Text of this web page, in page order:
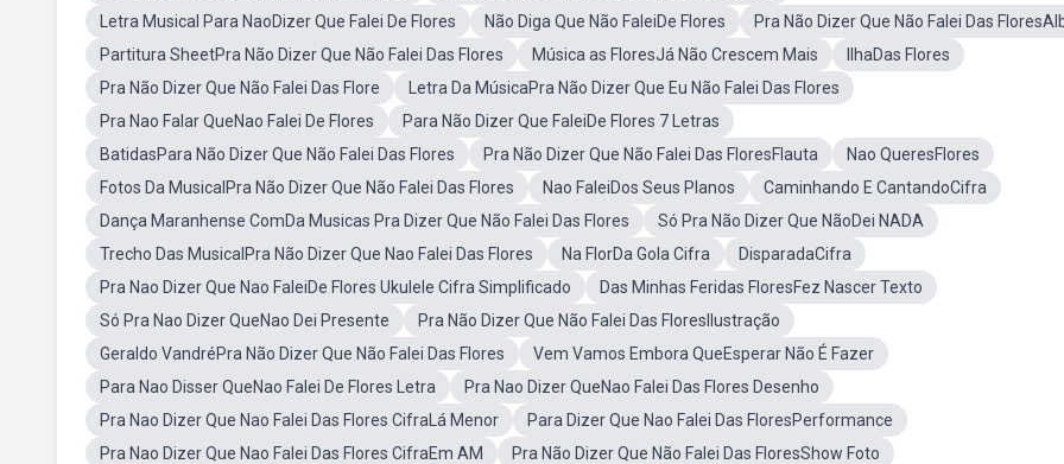
Letra Musical Para NaoDizer Que Falei De Flores
Não Diga Que Não FaleiDe Flores
Pra Não Dizer Que Não Falei Das
Partitura SheetPra Não Dizer Que Não Falei Das Flores
Música as FloresJá Não Crescem Mais
IlhaDas Flores
Pra Não Dizer Que Não Falei Das Flore
Letra Da MúsicaPra Não Dizer Que Eu Não Falei Das Flores
Pra Nao Falar QueNao Falei De Flores
Para Não Dizer Que FaleiDe Flores 7 Letras
BatidasPara Não Dizer Que Não Falei Das Flores
Pra Não Dizer Que Não Falei Das FloresFlauta
Nao QueresFlores
Fotos Da MusicalPra Não Dizer Que Não Falei Das Flores
Nao FaleiDos Seus Planos
Caminhando E CantandoCifra
Dança Maranhense ComDa Musicas Pra Dizer Que Não Falei Das Flores
Só Pra Não Dizer Que NãoDei NADA
Trecho Das MusicalPra Não Dizer Que Nao Falei Das Flores
Na FlorDa Gola Cifra
DisparadaCifra
Pra Nao Dizer Que Nao FaleiDe Flores Ukulele Cifra Simplificado
Das Minhas Feridas FloresFez Nascer Texto
Só Pra Nao Dizer QueNao Dei Presente
Pra Não Dizer Que Não Falei Das FloresIlustração
Geraldo VandréPra Não Dizer Que Não Falei Das Flores
Vem Vamos Embora QueEsperar Não É Fazer
Para Nao Disser QueNao Falei De Flores Letra
Pra Nao Dizer QueNao Falei Das Flores Desenho
Pra Nao Dizer Que Nao Falei Das Flores CifraLá Menor
Para Dizer Que Nao Falei Das FloresPerformance
Pra Nao Dizer Que Nao Falei Das Flores CifraEm AM
Pra Não Dizer Que Não Falei Das FloresShow Foto